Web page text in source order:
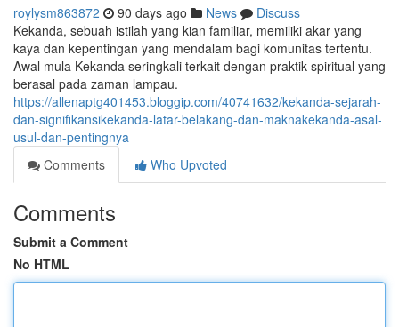
roylysm863872 90 days ago News
Discuss
Kekanda, sebuah istilah yang kian familiar, memiliki akar yang
kaya dan kepentingan yang mendalam bagi komunitas tertentu.
Awal mula Kekanda seringkali terkait dengan praktik spiritual yang
berasal pada zaman lampau.
https://allenaptg401453.bloggip.com/40741632/kekanda-sejarah-
dan-signifikansikekanda-latar-belakang-dan-maknakekanda-asal-
usul-dan-pentingnya
Comments
Who Upvoted
Comments
Submit a Comment
No HTML